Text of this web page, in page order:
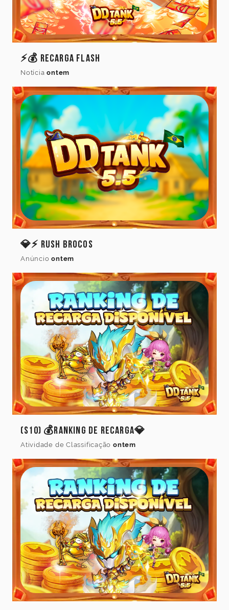
Idioma
do jogo
Idioma
Cancelar Atualizar
⚡💰 Recarga Flash
Notícia ontem
💎⚡ Rush Brocos
Anúncio ontem
(S10) 💰Ranking de Recarga💎
Atividade de Classificação ontem